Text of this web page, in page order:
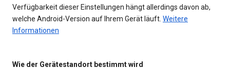
Verfügbarkeit dieser Einstellungen hängt allerdings davon ab,
welche Android-Version auf Ihrem Gerät läuft. Weitere
Informationen
Wie der Gerätestandort bestimmt wird